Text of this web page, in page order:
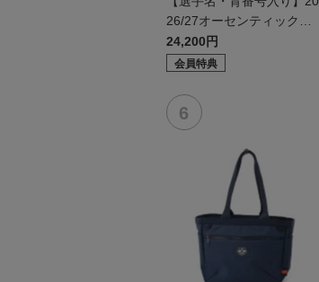
26/27オーセンティックユ
ニフォーム（フィールド1s
t）
24,200円
会員特典